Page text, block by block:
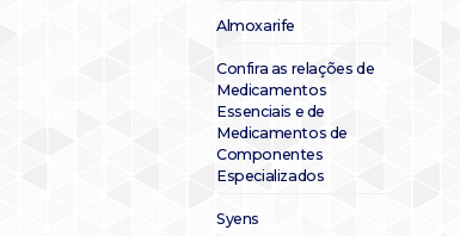
Almoxarife
Confira as relações de
Medicamentos
Essenciais e de
Medicamentos de
Componentes
Especializados
Syens